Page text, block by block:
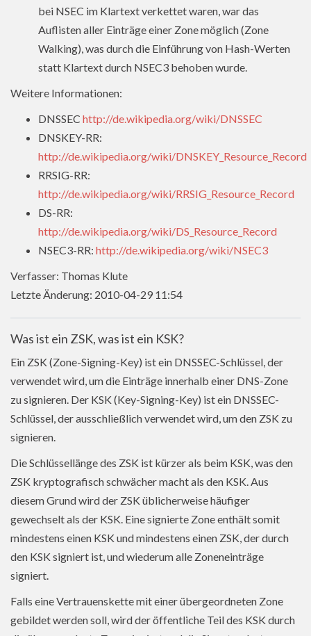
bei NSEC im Klartext verkettet waren, war das
Auflisten aller Einträge einer Zone möglich (Zone
Walking), was durch die Einführung von Hash-Werten
statt Klartext durch NSEC3 behoben wurde.
Weitere Informationen:
DNSSEC http://de.wikipedia.org/wiki/DNSSEC
DNSKEY-RR:
http://de.wikipedia.org/wiki/DNSKEY_Resource_Record
RRSIG-RR:
http://de.wikipedia.org/wiki/RRSIG_Resource_Record
DS-RR:
http://de.wikipedia.org/wiki/DS_Resource_Record
NSEC3-RR: http://de.wikipedia.org/wiki/NSEC3
Verfasser: Thomas Klute
Letzte Änderung: 2010-04-29 11:54
Was ist ein ZSK, was ist ein KSK?
Ein ZSK (Zone-Signing-Key) ist ein DNSSEC-Schlüssel, der
verwendet wird, um die Einträge innerhalb einer DNS-Zone
zu signieren. Der KSK (Key-Signing-Key) ist ein DNSSEC-
Schlüssel, der ausschließlich verwendet wird, um den ZSK zu
signieren.
Die Schlüssellänge des ZSK ist kürzer als beim KSK, was den
ZSK kryptografisch schwächer macht als den KSK. Aus
diesem Grund wird der ZSK üblicherweise häufiger
gewechselt als der KSK. Eine signierte Zone enthält somit
mindestens einen KSK und mindestens einen ZSK, der durch
den KSK signiert ist, und wiederum alle Zoneneinträge
signiert.
Falls eine Vertrauenskette mit einer übergeordneten Zone
gebildet werden soll, wird der öffentliche Teil des KSK durch